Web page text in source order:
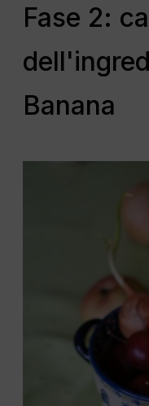
Fase 2:
Banana